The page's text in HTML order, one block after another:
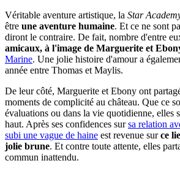
Véritable aventure artistique, la Star
être une aventure humaine. Et ce ne sont
diront le contraire. De fait, nombre d'entre
amicaux, à l'image de Marguerite et
Marine. Une jolie histoire d'amour a
année entre Thomas et Maylis.
De leur côté, Marguerite et Ebony ont
moments de complicité au château. Que ce
évaluations ou dans la vie quotidienne, elles
haut. Après ses confidences sursa relation
subi une vague de haine est revenue surce
jolie brune. Et contre toute attente, elles
commun inattendu.